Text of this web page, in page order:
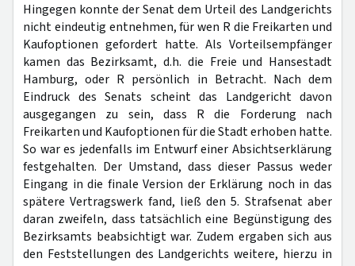
Hingegen konnte der Senat dem Urteil des Landgerichts
nicht eindeutig entnehmen, für wen R die Freikarten und
Kaufoptionen gefordert hatte. Als Vorteilsempfänger
kamen das Bezirksamt, d.h. die Freie und Hansestadt
Hamburg, oder R persönlich in Betracht. Nach dem
Eindruck des Senats scheint das Landgericht davon
ausgegangen zu sein, dass R die Forderung nach
Freikarten und Kaufoptionen für die Stadt erhoben hatte.
So war es jedenfalls im Entwurf einer Absichtserklärung
festgehalten. Der Umstand, dass dieser Passus weder
Eingang in die finale Version der Erklärung noch in das
spätere Vertragswerk fand, ließ den 5. Strafsenat aber
daran zweifeln, dass tatsächlich eine Begünstigung des
Bezirksamts beabsichtigt war. Zudem ergaben sich aus
den Feststellungen des Landgerichts weitere, hierzu in